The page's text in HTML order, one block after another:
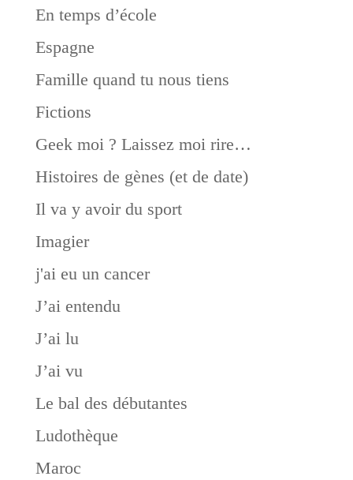
En temps d’école
Espagne
Famille quand tu nous tiens
Fictions
Geek moi ? Laissez moi rire…
Histoires de gènes (et de date)
Il va y avoir du sport
Imagier
j'ai eu un cancer
J’ai entendu
J’ai lu
J’ai vu
Le bal des débutantes
Ludothèque
Maroc